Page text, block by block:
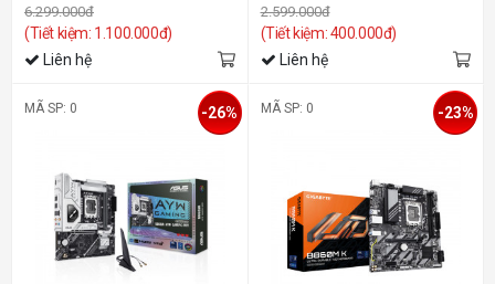
6.299.000đ
(Tiết kiệm: 1.100.000đ)
Liên hệ
2.599.000đ
(Tiết kiệm: 400.000đ)
Liên hệ
MÃ SP: 0 -26% MÃ SP: 0 -23%